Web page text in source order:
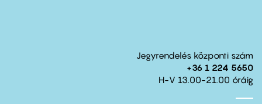
Jegyrendelés központi szám
+36 1 224 5650
H-V 13.00-21.00 óráig